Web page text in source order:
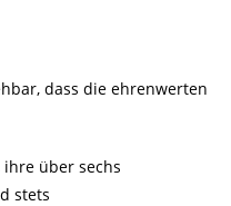
dass die ehrenwerten
über sechs
stets